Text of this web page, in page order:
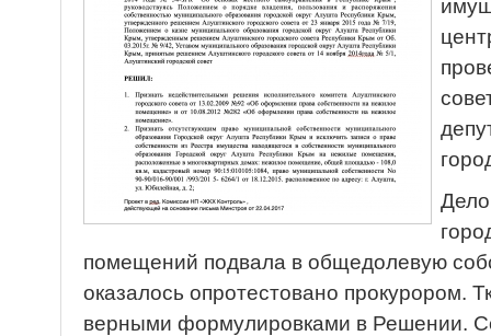
помещений подвала в общедолевую
оказалось опротестовано прокурором.
верными формулировками в Решении.